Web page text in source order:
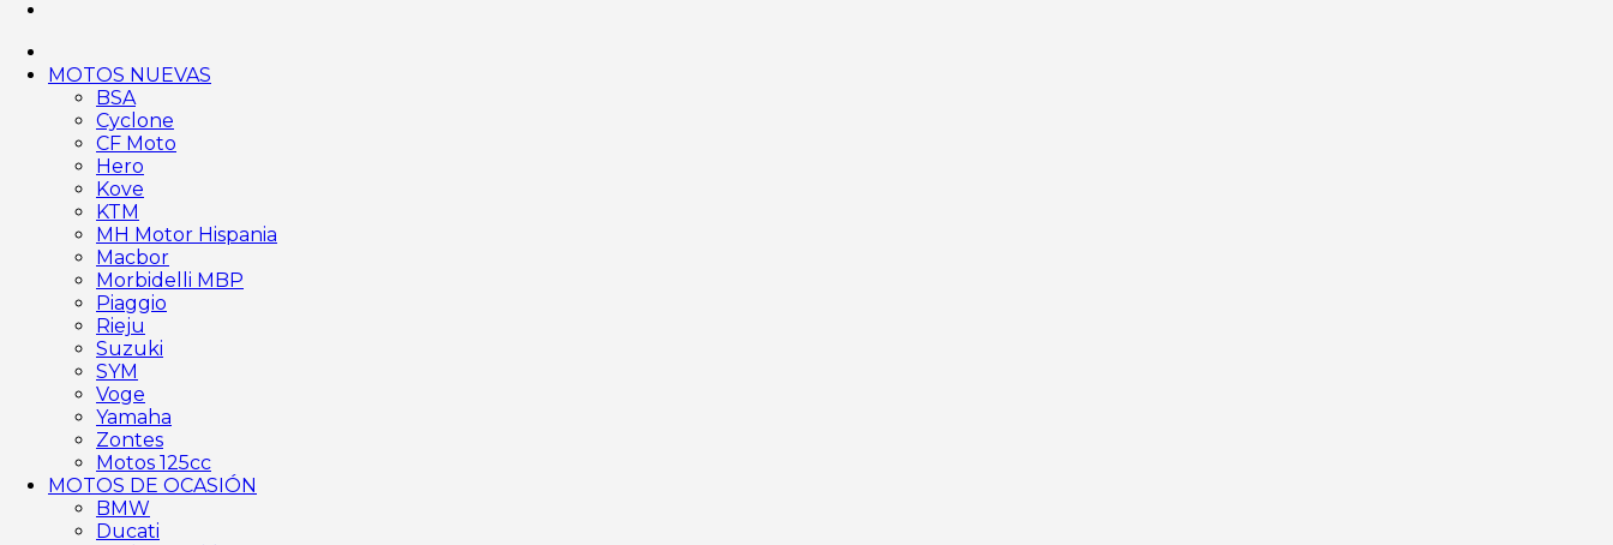
MOTOS NUEVAS
BSA
Cyclone
CF Moto
Hero
Kove
KTM
MH Motor Hispania
Macbor
Morbidelli MBP
Piaggio
Rieju
Suzuki
SYM
Voge
Yamaha
Zontes
Motos 125cc
MOTOS DE OCASIÓN
BMW
Ducati